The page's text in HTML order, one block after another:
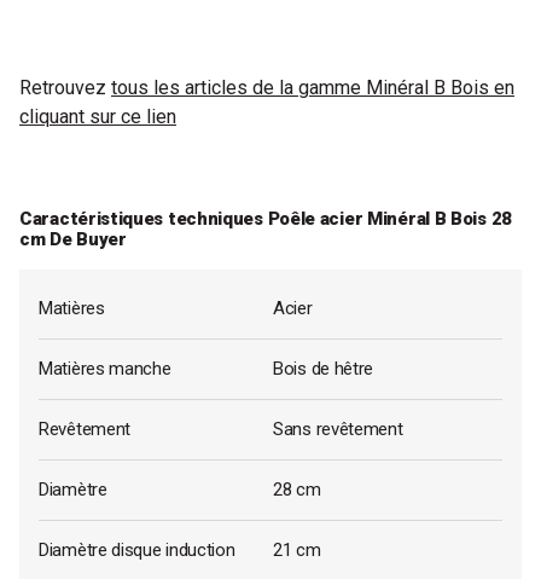
Retrouvez tous les articles de la gamme Minéral B Bois en
cliquant sur ce lien
Caractéristiques techniques Poêle acier Minéral B Bois 28
cm De Buyer
Matières Acier
Matières manche Bois de hêtre
Revêtement Sans revêtement
Diamètre 28 cm
Diamètre disque induction 21 cm